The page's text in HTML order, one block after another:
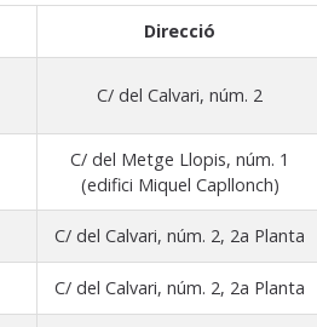
Direcció
C/ del Calvari, núm. 2
C/ del Metge Llopis, núm. 1
(edifici Miquel Capllonch)
C/ del Calvari, núm. 2, 2a Planta
C/ del Calvari, núm. 2, 2a Planta